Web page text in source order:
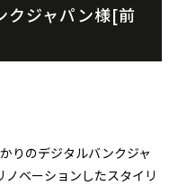
クジャパン様[前
りのデジタルバンクジャ
ベーションしたスタイリ